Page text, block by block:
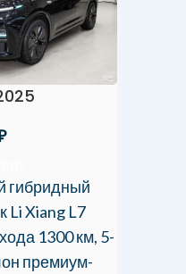
гибридный
Li Xiang L7
1300 км, 5-
премиум-